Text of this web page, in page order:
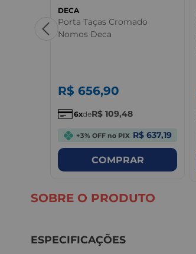
DECA
Porta Taças Cromado
Nomos Deca
R$ 656,90
6 deR$ 109,48
+3% OFF no PIX R$ 637,19
COMPRAR
SOBRE O PRODUTO
ESPECIFICAÇÕES